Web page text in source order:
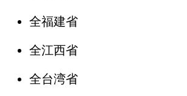
全福建省
全江西省
全台湾省